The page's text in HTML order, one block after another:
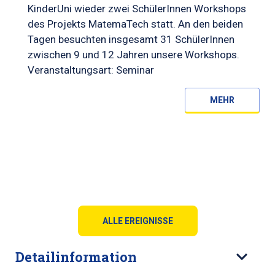
KinderUni wieder zwei SchülerInnen Workshops
des Projekts MatemaTech statt. An den beiden
Tagen besuchten insgesamt 31 SchülerInnen
zwischen 9 und 12 Jahren unsere Workshops.
Veranstaltungsart: Seminar
MEHR
ALLE EREIGNISSE
Detailinformation